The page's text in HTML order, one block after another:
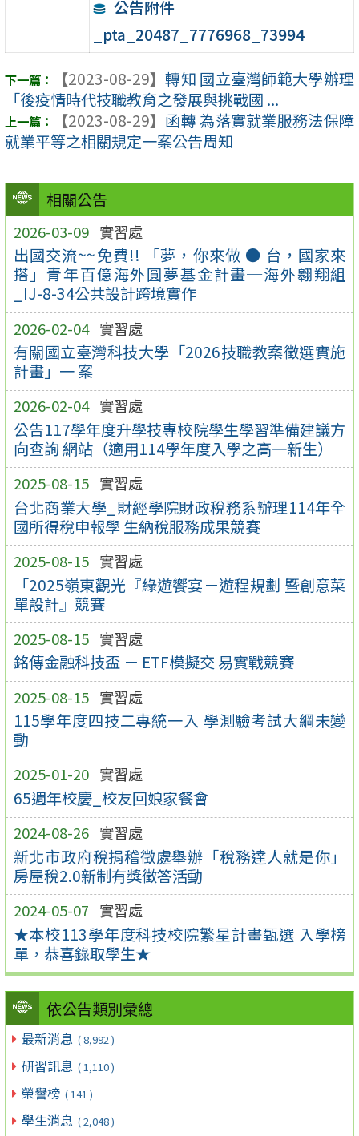
相關公告
2026-03-09 實習處
出國交流~~免費!! 「夢，你來做 ● 台，國家來
搭」青年百億海外圓夢基金計畫─海外翱翔組
_IJ-8-34公共設計跨境實作
2026-02-04 實習處
有關國立臺灣科技大學「2026技職教案徵選實施
計畫」一 案
2026-02-04 實習處
公告117學年度升學技專校院學生學習準備建議方
向查詢 網站（適用114學年度入學之高一新生）
2025-08-15 實習處
台北商業大學_財經學院財政稅務系辦理114年全
國所得稅申報學 生納稅服務成果競賽
2025-08-15 實習處
「2025嶺東觀光『綠遊饗宴－遊程規劃 暨創意菜
單設計』競賽
2025-08-15 實習處
銘傳金融科技盃 － ETF模擬交 易實戰競賽
2025-08-15 實習處
115學年度四技二專統一入 學測驗考試大綱未變
動
2025-01-20 實習處
65週年校慶_校友回娘家餐會
2024-08-26 實習處
新北市政府稅捐稽徵處舉辦「稅務達人就是你」
房屋稅2.0新制有獎徵答活動
2024-05-07 實習處
★本校113學年度科技校院繁星計畫甄選 入學榜
單，恭喜錄取學生★
依公告類別彙總
最新消息 ( 8,992 )
研習訊息 ( 1,110 )
榮譽榜 ( 141 )
學生消息 ( 2,048 )
公告附件
_pta_20487_7776968_73994
【2023-08-29】 轉知 國立臺灣師範大學辦理
「後疫情時代技職教育之發展與挑戰國 ...
【2023-08-29】 函轉 為落實就業服務法保障
就業平等之相關規定一案公告周知